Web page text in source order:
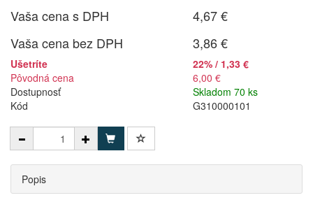
Vaša cena s DPH
4,67 €
Vaša cena bez DPH
3,86 €
Ušetríte
22% / 1,33 €
Pôvodná cena
6,00 €
Dostupnosť
Skladom 70 ks
Kód
G310000101
Popis